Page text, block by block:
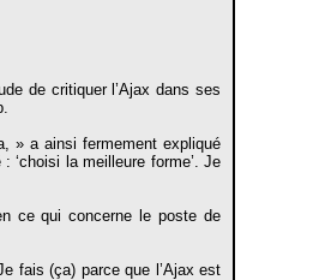
de critiquer l’Ajax dans ses
» a ainsi fermement expliqué
‘choisi la meilleure forme’. Je
ce qui concerne le poste de
fais (ça) parce que l’Ajax est